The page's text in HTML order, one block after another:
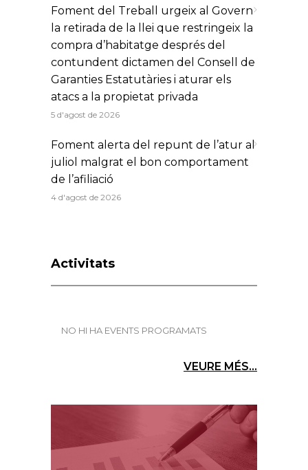
Foment del Treball urgeix al Govern
la retirada de la llei que restringeix la
compra d’habitatge després del
contundent dictamen del Consell de
Garanties Estatutàries i aturar els
atacs a la propietat privada
5 d'agost de 2026
Foment alerta del repunt de l’atur al
juliol malgrat el bon comportament
de l’afiliació
4 d'agost de 2026
Activitats
NO HI HA EVENTS PROGRAMATS
VEURE MÉS...